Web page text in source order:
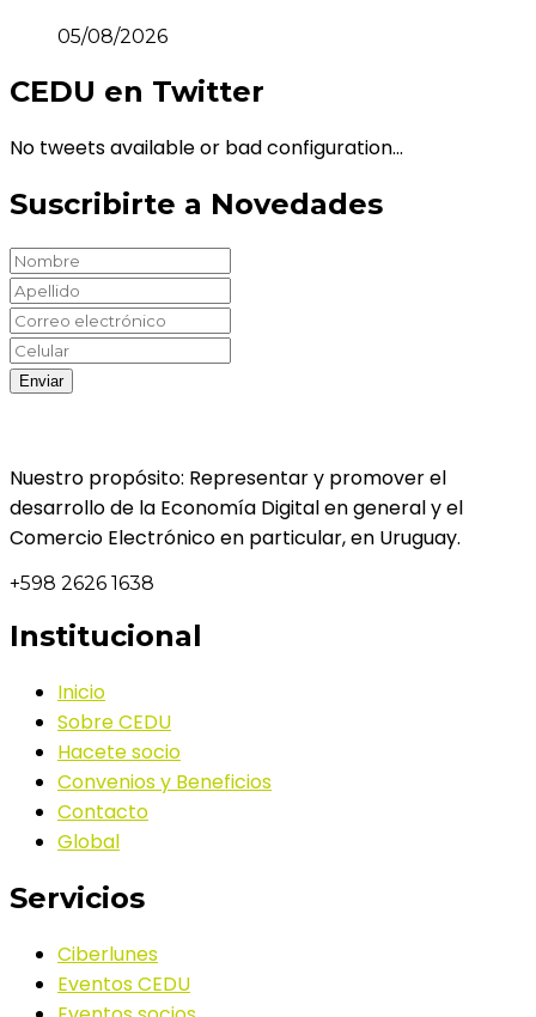
05/08/2026
CEDU en Twitter
No tweets available or bad configuration...
Suscribirte a Novedades
Nuestro propósito: Representar y promover el
desarrollo de la Economía Digital en general y el
Comercio Electrónico en particular, en Uruguay.
+598 2626 1638
Institucional
Inicio
Sobre CEDU
Hacete socio
Convenios y Beneficios
Contacto
Global
Servicios
Ciberlunes
Eventos CEDU